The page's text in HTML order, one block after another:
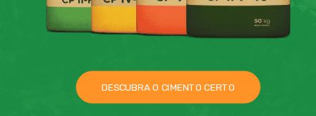
DESCUBRA O CIMENTO CERTO